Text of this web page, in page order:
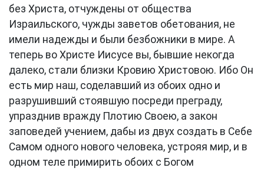
без Христа, отчуждены от общества
Израильского, чужды заветов обетования, не
имели надежды и были безбожники в мире. А
теперь во Христе Иисусе вы, бывшие некогда
далеко, стали близки Кровию Христовою. Ибо Он
есть мир наш, соделавший из обоих одно и
разрушивший стоявшую посреди преграду,
упразднив вражду Плотию Своею, а закон
заповедей учением, дабы из двух создать в Себе
Самом одного нового человека, устрояя мир, и в
одном теле примирить обоих с Богом